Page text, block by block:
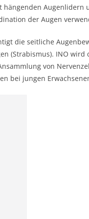
Augenlidern
der Augen
die seitliche
(Strabismus). INO wird
von
bei jungen